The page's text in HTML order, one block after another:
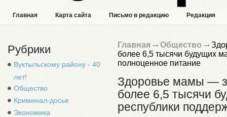
Главная Карта сайта Письмо в редакцию Редакция
Рубрики
Вуктыльскому району - 40
лет!
Общество
Криминал-досье
Экономика
Главная Общество
более 6,5 тысячи будущих
полноценное питание
Здоровье мамы —
более 6,5 тысячи
республики